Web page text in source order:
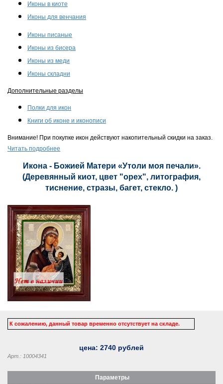
Иконы в киоте
Иконы для венчания
Иконы писаные
Иконы из бисера
Иконы из меди
Иконы складни
Дополнительные разделы
Полки для икон
Книги об иконе и иконописи
Внимание! При покупке икон действуют накопительный скидки на заказ.
Читать подробнее
Икона - Божией Матери «Утоли моя печали».
(Деревянный киот, цвет "орех", литография,
тиснение, стразы, багет, стекло. )
К сожалению, данный товар временно отсутствует на складе.
цена: 2740 рублей
Арт.: 10004341
Параметры